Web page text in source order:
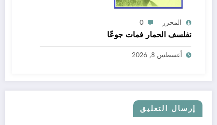
المحرر 0
تفلسف الحمار فمات جوعًا
أغسطس 8, 2026
إرسال التعليق